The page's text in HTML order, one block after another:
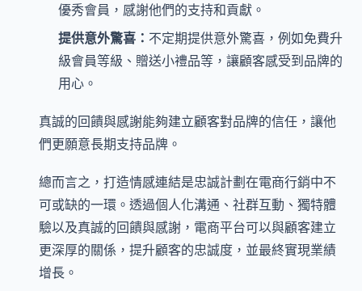
優秀會員，感謝他們的支持和貢獻。
提供意外驚喜： 不定期提供意外驚喜，例如免費升
級會員等級、贈送小禮品等，讓顧客感受到品牌的
用心。
真誠的回饋與感謝能夠建立顧客對品牌的信任，讓他
們更願意長期支持品牌。
總而言之，打造情感連結是忠誠計劃在電商行銷中不
可或缺的一環。透過個人化溝通、社群互動、獨特體
驗以及真誠的回饋與感謝，電商平台可以與顧客建立
更深厚的關係，提升顧客的忠誠度，並最終實現業績
增長。